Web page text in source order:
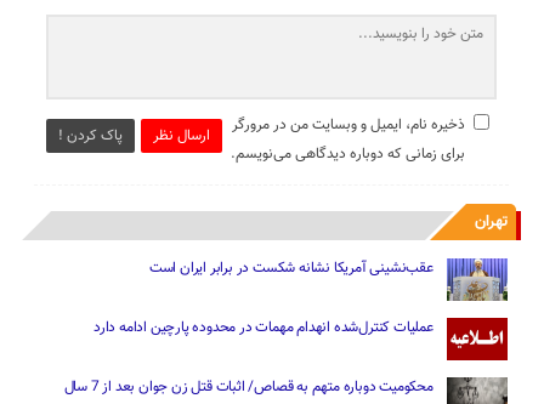
ارسال نظر پاک کردن !
ذخیره نام، ایمیل و وبسایت من در مرورگر
برای زمانی که دوباره دیدگاهی می‌نویسم.
تهران
عقب‌نشینی آمریکا نشانه شکست در برابر ایران است
عملیات کنترل‌شده انهدام مهمات در محدوده پارچین ادامه دارد
محکومیت دوباره متهم به قصاص/ اثبات قتل زن جوان بعد از 7 سال